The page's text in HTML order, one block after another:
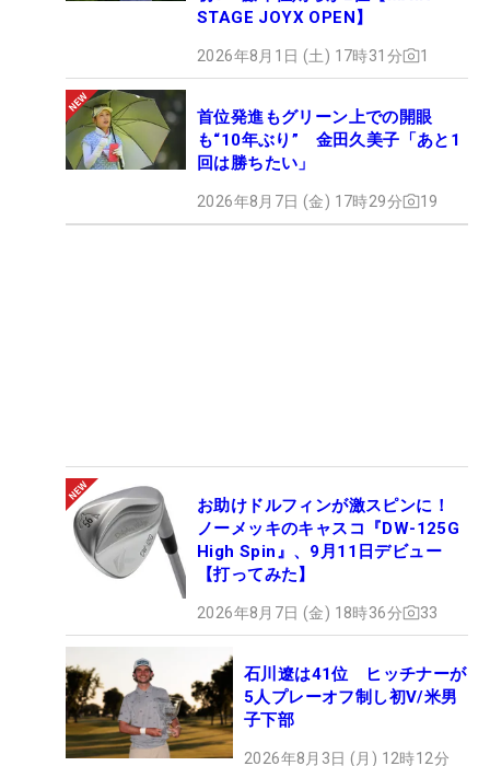
STAGE JOYX OPEN】
2026年8月1日 (土) 17時31分 1
首位発進もグリーン上での開眼
も“10年ぶり” 金田久美子「あと1
回は勝ちたい」
2026年8月7日 (金) 17時29分 19
お助けドルフィンが激スピンに！
ノーメッキのキャスコ『DW-125G
High Spin』、9月11日デビュー
【打ってみた】
2026年8月7日 (金) 18時36分 33
石川遼は41位 ヒッチナーが
5人プレーオフ制し初V/米男
子下部
2026年8月3日 (月) 12時12分